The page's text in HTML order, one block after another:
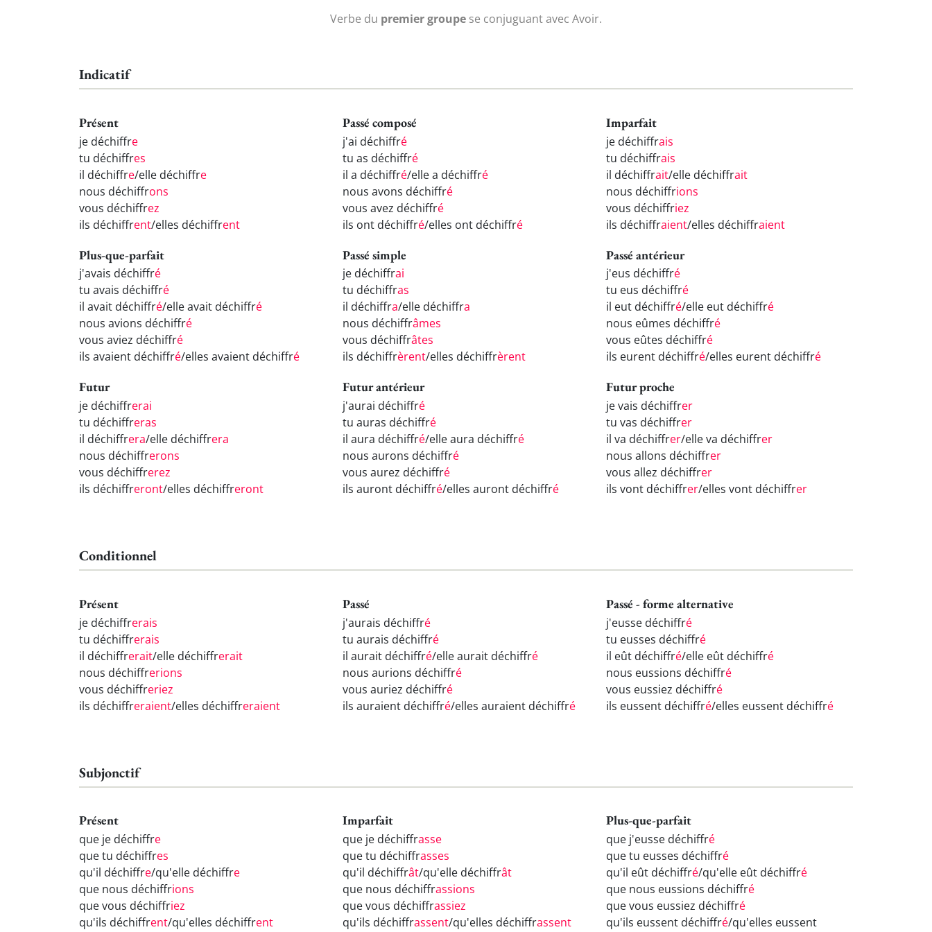
Verbe du premier groupe se conjuguant avec Avoir.
Indicatif
Présent
je déchiffre
tu déchiffres
il déchiffre/elle déchiffre
nous déchiffrons
vous déchiffrez
ils déchiffrent/elles déchiffrent
Passé composé
j'ai déchiffré
tu as déchiffré
il a déchiffré/elle a déchiffré
nous avons déchiffré
vous avez déchiffré
ils ont déchiffré/elles ont déchiffré
Imparfait
je déchiffrais
tu déchiffrais
il déchiffrait/elle déchiffrait
nous déchiffrions
vous déchiffriez
ils déchiffraient/elles déchiffraient
Plus-que-parfait
j'avais déchiffré
tu avais déchiffré
il avait déchiffré/elle avait déchiffré
nous avions déchiffré
vous aviez déchiffré
ils avaient déchiffré/elles avaient déchiffré
Passé simple
je déchiffrai
tu déchiffras
il déchiffra/elle déchiffra
nous déchiffrâmes
vous déchiffrâtes
ils déchiffrèrent/elles déchiffrèrent
Passé antérieur
j'eus déchiffré
tu eus déchiffré
il eut déchiffré/elle eut déchiffré
nous eûmes déchiffré
vous eûtes déchiffré
ils eurent déchiffré/elles eurent déchiffré
Futur
je déchiffrerai
tu déchiffreras
il déchiffrera/elle déchiffrera
nous déchiffrerons
vous déchiffrerez
ils déchiffreront/elles déchiffreront
Futur antérieur
j'aurai déchiffré
tu auras déchiffré
il aura déchiffré/elle aura déchiffré
nous aurons déchiffré
vous aurez déchiffré
ils auront déchiffré/elles auront déchiffré
Futur proche
je vais déchiffrer
tu vas déchiffrer
il va déchiffrer/elle va déchiffrer
nous allons déchiffrer
vous allez déchiffrer
ils vont déchiffrer/elles vont déchiffrer
Conditionnel
Présent
je déchiffrerais
tu déchiffrerais
il déchiffrerait/elle déchiffrerait
nous déchiffrerions
vous déchiffreriez
ils déchiffreraient/elles déchiffreraient
Passé
j'aurais déchiffré
tu aurais déchiffré
il aurait déchiffré/elle aurait déchiffré
nous aurions déchiffré
vous auriez déchiffré
ils auraient déchiffré/elles auraient déchiffré
Passé - forme alternative
j'eusse déchiffré
tu eusses déchiffré
il eût déchiffré/elle eût déchiffré
nous eussions déchiffré
vous eussiez déchiffré
ils eussent déchiffré/elles eussent déchiffré
Subjonctif
Présent
que je déchiffre
que tu déchiffres
qu'il déchiffre/qu'elle déchiffre
que nous déchiffrions
que vous déchiffriez
qu'ils déchiffrent/qu'elles déchiffrent
Imparfait
que je déchiffrasse
que tu déchiffrasses
qu'il déchiffrât/qu'elle déchiffrât
que nous déchiffrassions
que vous déchiffrassiez
qu'ils déchiffrassent/qu'elles déchiffrassent
Plus-que-parfait
que j'eusse déchiffré
que tu eusses déchiffré
qu'il eût déchiffré/qu'elle eût déchiffré
que nous eussions déchiffré
que vous eussiez déchiffré
qu'ils eussent déchiffré/qu'elles eussent